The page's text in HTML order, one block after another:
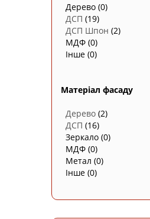
Дерево (0)
ДСП (19)
ДСП Шпон (2)
МДФ (0)
Інше (0)
Матеріал фасаду
Дерево (2)
ДСП (16)
Зеркало (0)
МДФ (0)
Метал (0)
Інше (0)